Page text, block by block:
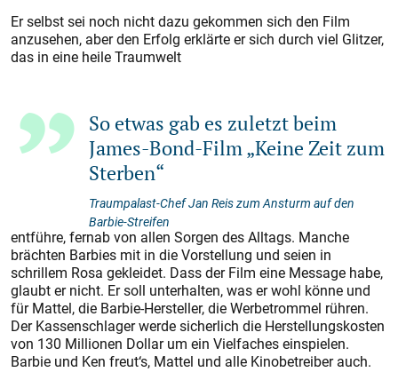
Er selbst sei noch nicht dazu gekommen sich den Film
anzusehen, aber den Erfolg erklärte er sich durch viel Glitzer,
das in eine heile Traumwelt
So etwas gab es zuletzt beim
James-Bond-Film „Keine Zeit zum
Sterben“
Traumpalast-Chef Jan Reis zum Ansturm auf den
Barbie-Streifen
entführe, fernab von allen Sorgen des Alltags. Manche
brächten Barbies mit in die Vorstellung und seien in
schrillem Rosa gekleidet. Dass der Film eine Message habe,
glaubt er nicht. Er soll unterhalten, was er wohl könne und
für Mattel, die Barbie-Hersteller, die Werbetrommel rühren.
Der Kassenschlager werde sicherlich die Herstellungskosten
von 130 Millionen Dollar um ein Vielfaches einspielen.
Barbie und Ken freut‘s, Mattel und alle Kinobetreiber auch.